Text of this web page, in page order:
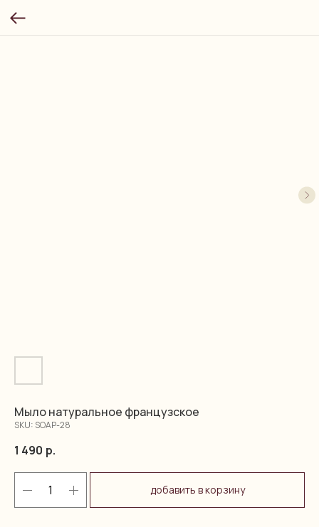
Мыло натуральное французское
SKU: SOAP-28
1 490 р.
добавить в корзину